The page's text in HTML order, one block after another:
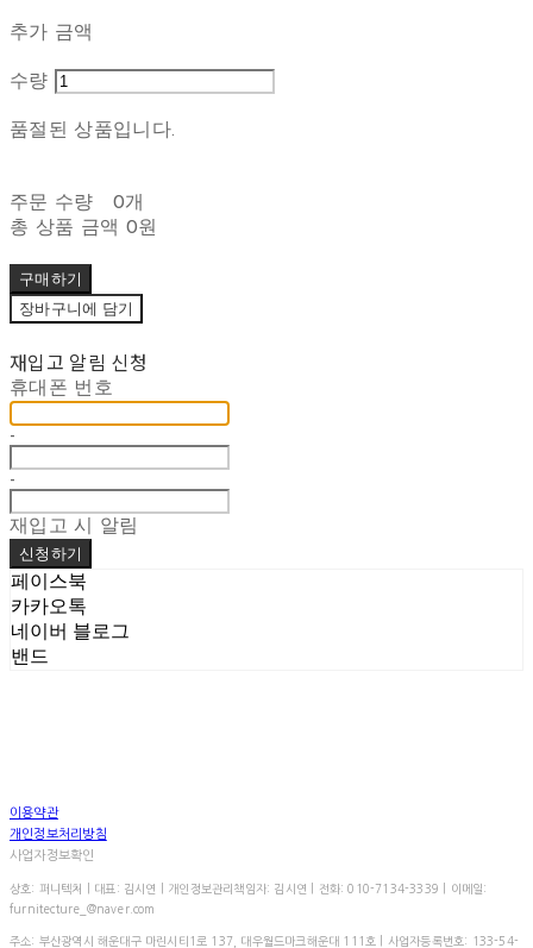
추가 금액
수량
품절된 상품입니다.
주문 수량
0개
총 상품 금액 0원
구매하기
장바구니에 담기
재입고 알림 신청
휴대폰 번호
-
-
재입고 시 알림
신청하기
페이스북
카카오톡
네이버 블로그
밴드
이용약관
개인정보처리방침
사업자정보확인
상호: 퍼니텍처 | 대표: 김시연 | 개인정보관리책임자: 김시연 | 전화: 010-7134-3339 | 이메일:
furnitecture_@naver.com
주소: 부산광역시 해운대구 마린시티1로 137, 대우월드마크해운대 111호 | 사업자등록번호: 133-54-